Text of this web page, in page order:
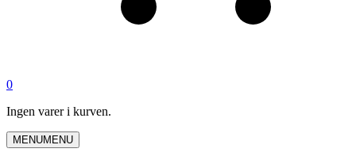
0
Ingen varer i kurven.
MENUMENU